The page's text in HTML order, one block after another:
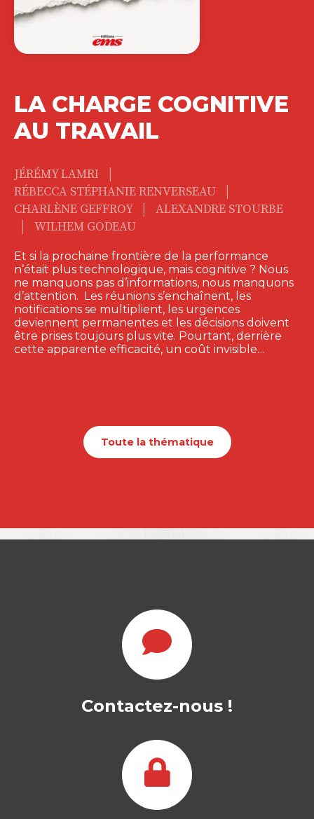
LA CHARGE COGNITIVE
AU TRAVAIL
JÉRÉMY LAMRI
RÉBECCA STÉPHANIE RENVERSEAU
CHARLÈNE GEFFROY ALEXANDRE STOURBE
WILHEM GODEAU
Et si la prochaine frontière de la performance
n’était plus technologique, mais cognitive ? Nous
ne manquons pas d’informations, nous manquons
d’attention. Les réunions s’enchaînent, les
notifications se multiplient, les urgences
deviennent permanentes et les décisions doivent
être prises toujours plus vite. Pourtant, derrière
cette apparente efficacité, un coût invisible…
Toute la thématique
Contactez-nous !